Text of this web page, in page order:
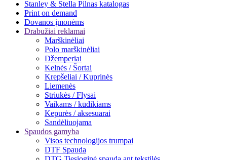
Stanley & Stella Pilnas katalogas
Print on demand
Dovanos įmonėms
Drabužiai reklamai
Marškinėliai
Polo marškinėliai
Džemperiai
Kelnės / Šortai
Krepšeliai / Kuprinės
Liemenės
Striukės / Flysai
Vaikams / kūdikiams
Kepurės / aksesuarai
Sandėliuojama
Spaudos gamyba
Visos technologijos trumpai
DTF Spauda